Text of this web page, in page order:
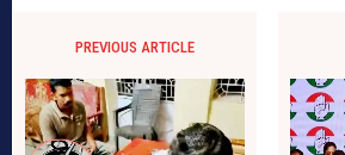
PREVIOUS ARTICLE